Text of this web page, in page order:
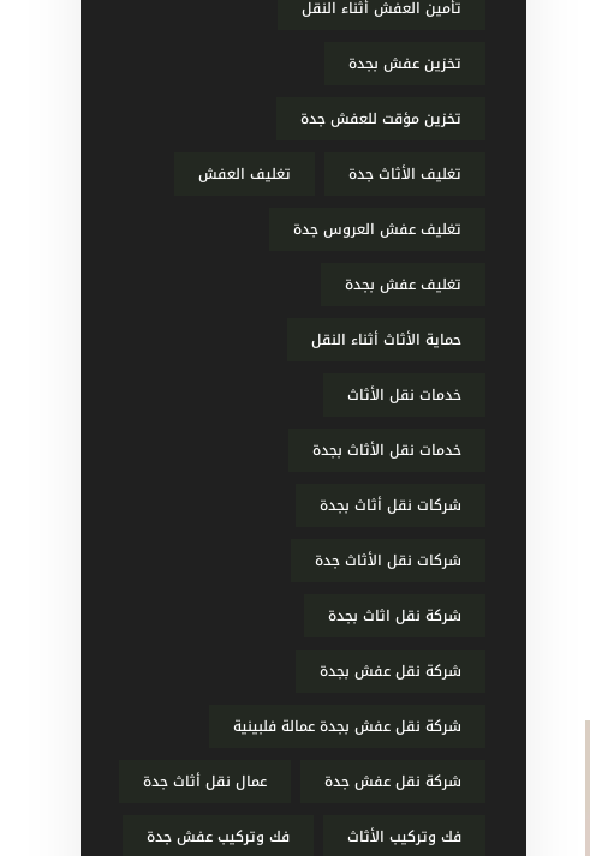
تأمين العفش أثناء النقل
تخزين عفش بجدة
تخزين مؤقت للعفش جدة
تغليف الأثاث جدة تغليف العفش
تغليف عفش العروس جدة
تغليف عفش بجدة
حماية الأثاث أثناء النقل
خدمات نقل الأثاث
خدمات نقل الأثاث بجدة
شركات نقل أثاث بجدة
شركات نقل الأثاث جدة
شركة نقل اثاث بجدة
شركة نقل عفش بجدة
شركة نقل عفش بجدة عمالة فلبينية
شركة نقل عفش جدة عمال نقل أثاث جدة
فك وتركيب الأثاث فك وتركيب عفش جدة